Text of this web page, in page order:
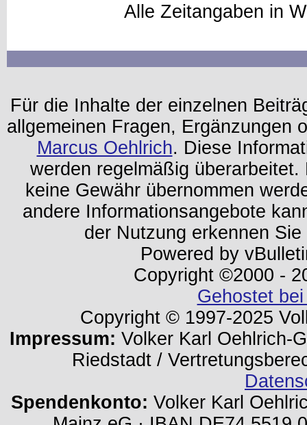
Alle Zeitangaben in
Für die Inhalte der einzelnen
allgemeinen Fragen, Ergänzungen
Marcus Oehlrich. Diese
werden regelmäßig
keine Gewähr übernommen
andere Informationsangebote
der Nutzung erkennen
Powered by
Copyright ©2000 -
Gehostet
Copyright © 1997-2025
Impressum: Volker Karl Oehlrich-
Riedstadt /
Spendenkonto: Volker Karl